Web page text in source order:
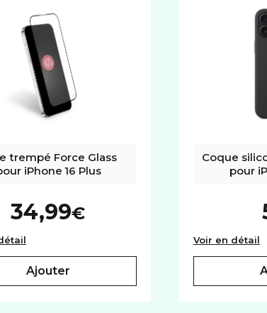
trempé Force Glass
iPhone 16 Plus
34,99€
Verre trempé Force Glass pour iPhone 16 Plus
ajouter
Coque
pour
Voir en détail